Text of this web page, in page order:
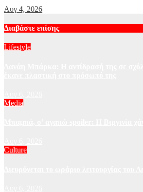
Αυγ 4, 2026
Διαβάστε επίσης
Lifestyle
Media
Culture